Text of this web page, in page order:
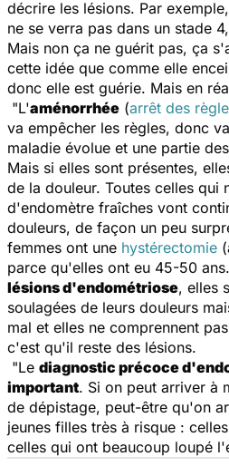
décrire les lésions. Par
ne se verra pas dans un stade
Mais non ça ne guérit pas, ça
cette idée que comme elle
donc elle est guérie. Mais en
"L'aménorrhée (arrêt des
va empêcher les règles, donc
maladie évolue et une partie
Mais si elles sont présentes,
de la douleur. Toutes celles qui
d'endomètre fraîches vont
douleurs, de façon un peu
femmes ont une hystérectomie
parce qu'elles ont eu 45-50
lésions d'endométriose, elles
soulagées de leurs douleurs
mal et elles ne comprennent
c'est qu'il reste des lésions.
"Le diagnostic précoce
important. Si on peut arriver à
de dépistage, peut-être qu'on
jeunes filles très à risque :
celles qui ont beaucoup loupé